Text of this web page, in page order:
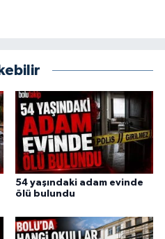
54 yaşındaki adam evinde
ölü bulundu